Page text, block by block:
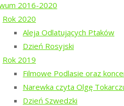
2016-2020
Rok 2020
Aleja Odlatujących Ptaków
Dzień Rosyjski
Rok 2019
Filmowe Podlasie oraz
Narewka czyta Olgę
Dzień Szwedzki
„Teren typu bagno.”
Oli Bilińskiej – 2023
Wajrakiem – 2023
– 2023
4. edycja – 2023